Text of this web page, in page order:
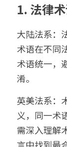
1. 法律
大陆法系：
术语在不同
术语统一，
淆。
英美法系：
义，同一术
需深入理解